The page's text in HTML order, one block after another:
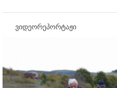
ვიდეორეპორტაჟი